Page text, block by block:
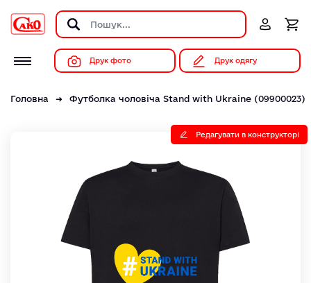
Друк фото Друк одягу
Головна Футболка чоловіча Stand with Ukraine (09900023)
Редагувати в конструкторі